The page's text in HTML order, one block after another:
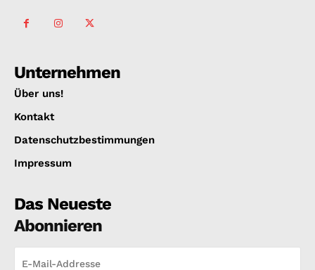
Unternehmen
Über uns!
Kontakt
Datenschutzbestimmungen
Impressum
Das Neueste
Abonnieren